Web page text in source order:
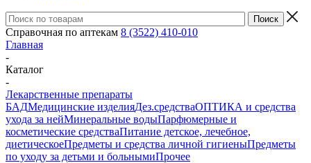
Справочная по аптекам 8 (3522) 410-010
Главная
-
Каталог
-
Лекарственные препараты
БАДМедицинские изделияДез.средстваОПТИКА и средства
ухода за нейМинеральные водыПарфюмерные и
косметические средстваПитание детское, лечебное,
диетическоеПредметы и средства личной гигиеныПредметы
по уходу за детьми и больнымиПрочее